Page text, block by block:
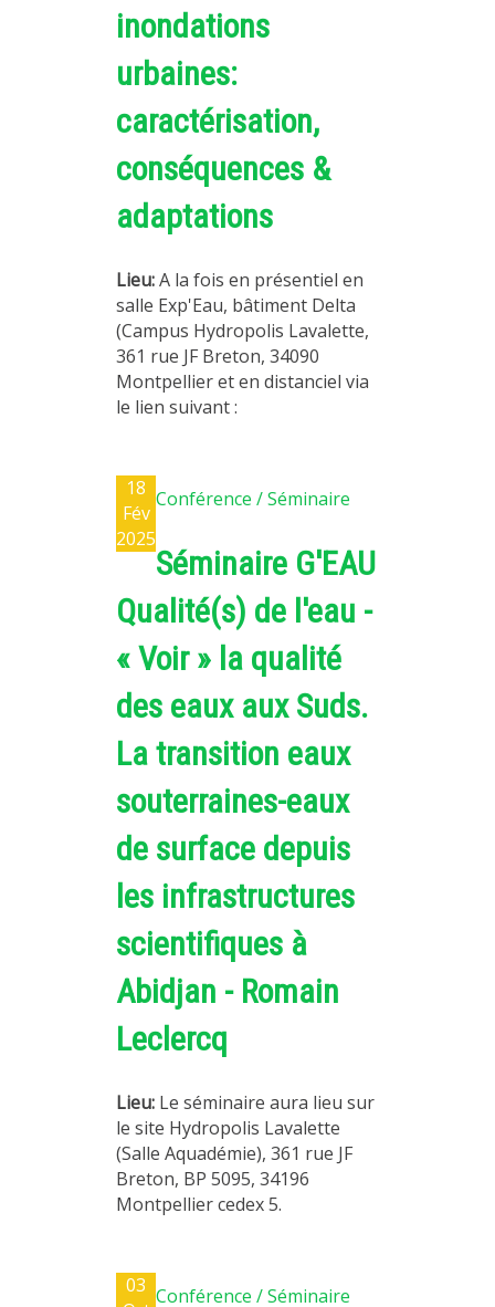
inondations
urbaines:
caractérisation,
conséquences &
adaptations
Lieu:A la fois en présentiel en
salle Exp'Eau, bâtiment Delta
(Campus Hydropolis Lavalette,
361 rue JF Breton, 34090
Montpellier et en distanciel via
le lien suivant :
18
Fév
2025
Conférence / Séminaire
Séminaire G'EAU
Qualité(s) de l'eau -
« Voir » la qualité
des eaux aux Suds.
La transition eaux
souterraines-eaux
de surface depuis
les infrastructures
scientifiques à
Abidjan - Romain
Leclercq
Lieu: Le séminaire aura lieu sur
le site Hydropolis Lavalette
(Salle Aquadémie), 361 rue JF
Breton, BP 5095, 34196
Montpellier cedex 5.
03 Conférence / Séminaire